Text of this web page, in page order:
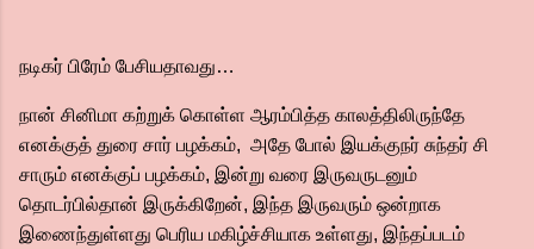
நடிகர் பிரேம் பேசியதாவது…
நான் சினிமா கற்றுக் கொள்ள ஆரம்பித்த காலத்திலிருந்தே
எனக்குத் துரை சார் பழக்கம், அதே போல் இயக்குநர் சுந்தர் சி
சாரும் எனக்குப் பழக்கம், இன்று வரை இருவருடனும்
தொடர்பில்தான் இருக்கிறேன், இந்த இருவரும் ஒன்றாக
இணைந்துள்ளது பெரிய மகிழ்ச்சியாக உள்ளது, இந்தப்படம்